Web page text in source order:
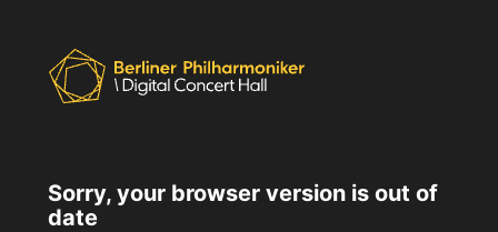
Sorry, your browser version is out of
date